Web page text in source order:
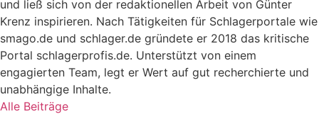
und ließ sich von der redaktionellen Arbeit von Günter
Krenz inspirieren. Nach Tätigkeiten für Schlagerportale wie
smago.de und schlager.de gründete er 2018 das kritische
Portal schlagerprofis.de. Unterstützt von einem
engagierten Team, legt er Wert auf gut recherchierte und
unabhängige Inhalte.
Alle Beiträge